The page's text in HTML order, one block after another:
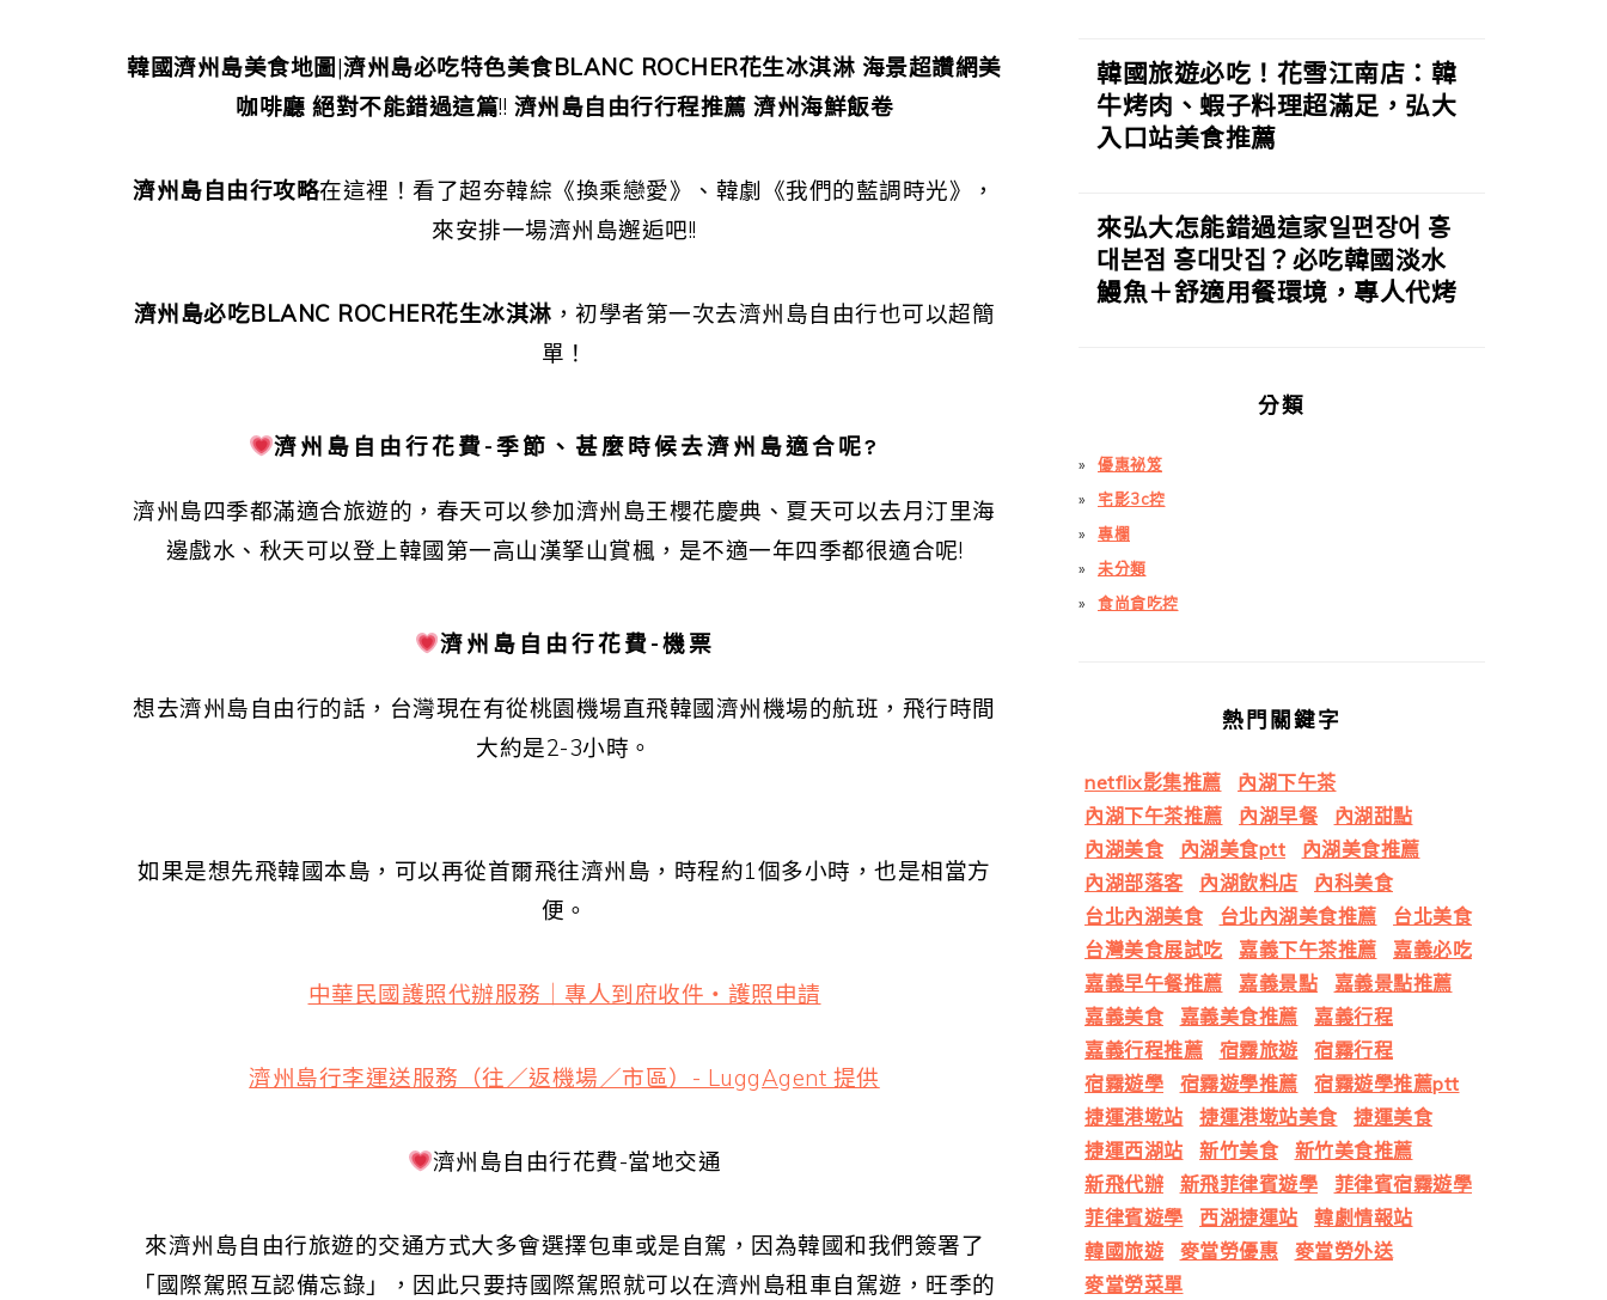
韓國濟州島美食地圖|濟州島必吃特色美食BLANC ROCHER花生冰淇淋 海景超讚網美
咖啡廳 絕對不能錯過這篇!! 濟州島自由行行程推薦 濟州海鮮飯卷
濟州島自由行攻略在這裡！看了超夯韓綜《換乘戀愛》、韓劇《我們的藍調時光》，
來安排一場濟州島邂逅吧!!
濟州島必吃BLANC ROCHER花生冰淇淋 ，初學者第一次去濟州島自由行也可以超簡
單！
濟州島自由行花費-季節、甚麼時候去濟州島適合呢?
濟州島四季都滿適合旅遊的，春天可以參加濟州島王櫻花慶典、夏天可以去月汀里海
邊戲水、秋天可以登上韓國第一高山漢拏山賞楓，是不適一年四季都很適合呢!
濟州島自由行花費-機票
想去濟州島自由行的話，台灣現在有從桃園機場直飛韓國濟州機場的航班，飛行時間
大約是2-3小時。
如果是想先飛韓國本島，可以再從首爾飛往濟州島，時程約1個多小時，也是相當方
便。
中華民國護照代辦服務｜專人到府收件・護照申請
濟州島行李運送服務（往／返機場／市區）- LuggAgent 提供
濟州島自由行花費-當地交通
來濟州島自由行旅遊的交通方式大多會選擇包車或是自駕，因為韓國和我們簽署了
「國際駕照互認備忘錄」，因此只要持國際駕照就可以在濟州島租車自駕遊，旺季的
韓國旅遊必吃！花雪江南店：韓
牛烤肉、蝦子料理超滿足，弘大
入口站美食推薦
來弘大怎能錯過這家일편장어 홍
대본점 홍대맛집？必吃韓國淡水
鰻魚＋舒適用餐環境，專人代烤
分類
優惠祕笈
宅影3c控
專欄
未分類
食尚貪吃控
熱門關鍵字
netflix影集推薦
內湖下午茶
內湖下午茶推薦
內湖早餐
內湖甜點
內湖美食
內湖美食ptt
內湖美食推薦
內湖部落客
內湖飲料店
內科美食
台北內湖美食
台北內湖美食推薦
台北美食
台灣美食展試吃
嘉義下午茶推薦
嘉義必吃
嘉義早午餐推薦
嘉義景點
嘉義景點推薦
嘉義美食
嘉義美食推薦
嘉義行程
嘉義行程推薦
宿霧旅遊
宿霧行程
宿霧遊學
宿霧遊學推薦
宿霧遊學推薦ptt
捷運港墘站
捷運港墘站美食
捷運美食
捷運西湖站
新竹美食
新竹美食推薦
新飛代辦
新飛菲律賓遊學
菲律賓宿霧遊學
菲律賓遊學
西湖捷運站
韓劇情報站
韓國旅遊
麥當勞優惠
麥當勞外送
麥當勞菜單